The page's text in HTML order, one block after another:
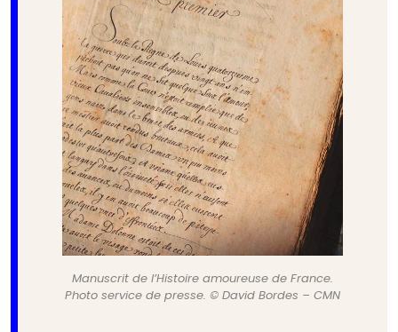
Manuscrit de l’Histoire amoureuse de France.
Photo service de presse. © David Bordes – CMN